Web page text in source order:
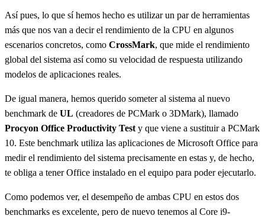
Así pues, lo que sí hemos hecho es utilizar un par de herramientas
más que nos van a decir el rendimiento de la CPU en algunos
escenarios concretos, como CrossMark, que mide el rendimiento
global del sistema así como su velocidad de respuesta utilizando
modelos de aplicaciones reales.
De igual manera, hemos querido someter al sistema al nuevo
benchmark de UL (creadores de PCMark o 3DMark), llamado
Procyon Office Productivity Test y que viene a sustituir a PCMark
10. Este benchmark utiliza las aplicaciones de Microsoft Office para
medir el rendimiento del sistema precisamente en estas y, de hecho,
te obliga a tener Office instalado en el equipo para poder ejecutarlo.
Como podemos ver, el desempeño de ambas CPU en estos dos
benchmarks es excelente, pero de nuevo tenemos al Core i9-